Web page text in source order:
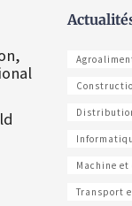
Machine
Transport